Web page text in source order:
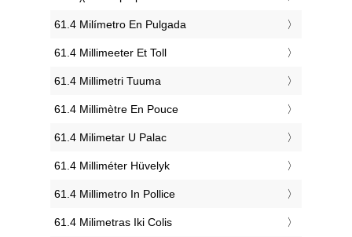
‎61.4 Milímetro En Pulgada
‎61.4 Millimeeter Et Toll
‎61.4 Millimetri Tuuma
‎61.4 Millimètre En Pouce
‎61.4 Milimetar U Palac
‎61.4 Milliméter Hüvelyk
‎61.4 Millimetro In Pollice
‎61.4 Milimetras Iki Colis